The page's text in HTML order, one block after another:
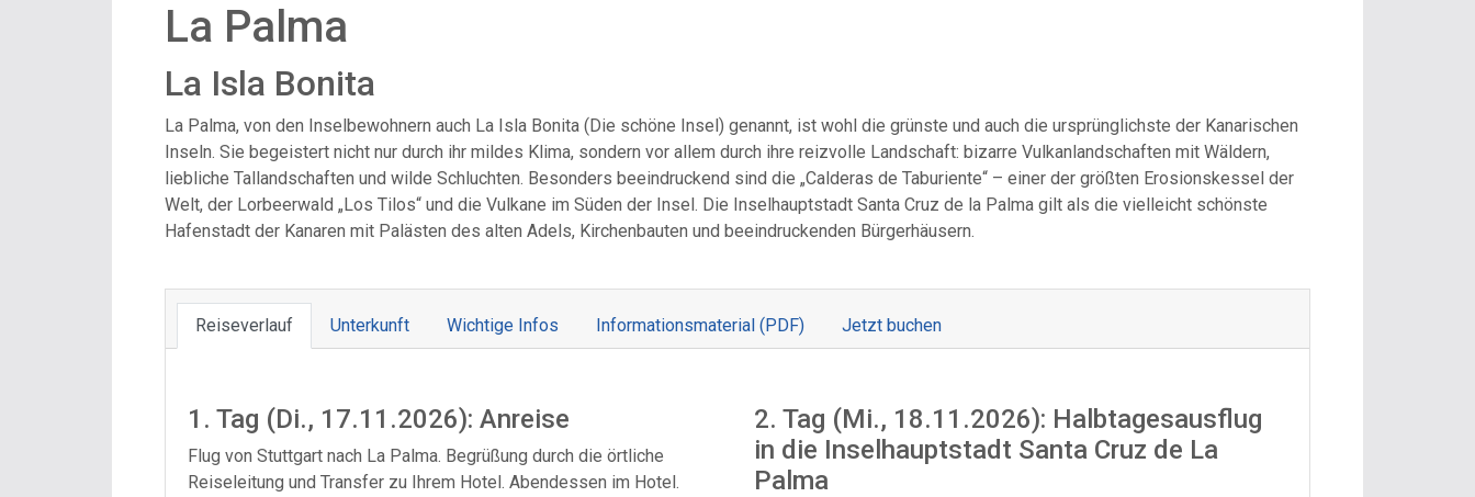
La Palma
La Isla Bonita
La Palma, von den Inselbewohnern auch La Isla Bonita (Die schöne Insel) genannt, ist wohl die grünste und auch die ursprünglichste der Kanarischen
Inseln. Sie begeistert nicht nur durch ihr mildes Klima, sondern vor allem durch ihre reizvolle Landschaft: bizarre Vulkanlandschaften mit Wäldern,
liebliche Tallandschaften und wilde Schluchten. Besonders beeindruckend sind die „Calderas de Taburiente“ – einer der größten Erosionskessel der
Welt, der Lorbeerwald „Los Tilos“ und die Vulkane im Süden der Insel. Die Inselhauptstadt Santa Cruz de la Palma gilt als die vielleicht schönste
Hafenstadt der Kanaren mit Palästen des alten Adels, Kirchenbauten und beeindruckenden Bürgerhäusern.
Reiseverlauf Unterkunft Wichtige Infos Informations­material (PDF) Jetzt buchen
1. Tag (Di., 17.11.2026): Anreise
Flug von Stuttgart nach La Palma. Begrüßung durch die örtliche
Reiseleitung und Transfer zu Ihrem Hotel. Abendessen im Hotel.
2. Tag (Mi., 18.11.2026): Halbtagesausflug
in die Inselhauptstadt Santa Cruz de La
Palma